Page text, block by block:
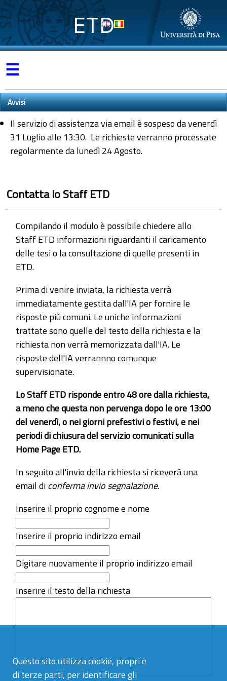
Questo sito utilizza cookie, propri e
di terze parti, per identificare gli
ETD
☰
Avvisi
Il servizio di assistenza via email è sospeso da venerdì
31 Luglio alle 13:30. Le richieste verranno processate
regolarmente da lunedì 24 Agosto.
Contatta lo Staff ETD
Compilando il modulo è possibile chiedere allo
Staff ETD informazioni riguardanti il caricamento
delle tesi o la consultazione di quelle presenti in
ETD.
Prima di venire inviata, la richiesta verrà
immediatamente gestita dall'IA per fornire le
risposte più comuni. Le uniche informazioni
trattate sono quelle del testo della richiesta e la
richiesta non verrà memorizzata dall'IA. Le
risposte dell'IA verrannno comunque
supervisionate.
Lo Staff ETD risponde entro 48 ore dalla richiesta,
a meno che questa non pervenga dopo le ore 13:00
del venerdì, o nei giorni prefestivi o festivi, e nei
periodi di chiusura del servizio comunicati sulla
Home Page ETD.
In seguito all'invio della richiesta si riceverà una
email diconferma invio segnalazione.
Inserire il proprio cognome e nome
Inserire il proprio indirizzo email
Digitare nuovamente il proprio indirizzo email
Inserire il testo della richiesta